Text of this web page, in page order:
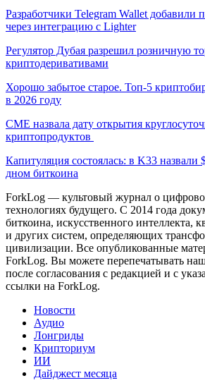
Разработчики Telegram Wallet добавили
через интеграцию с Lighter
Регулятор Дубая разрешил розничную
криптодеривативами
Хорошо забытое старое. Топ-5
в 2026 году
CME назвала дату открытия
криптопродуктов
Капитуляция состоялась: в K33 назвали
дном биткоина
ForkLog — культовый журнал о
технологиях будущего. С 2014 года
биткоина, искусственного интеллекта,
и других систем, определяющих
цивилизации. Все опубликованные
ForkLog. Вы можете перепечатывать
после согласования с редакцией и с
ссылки на ForkLog.
Новости
Аудио
Лонгриды
Крипториум
ИИ
Дайджест месяца